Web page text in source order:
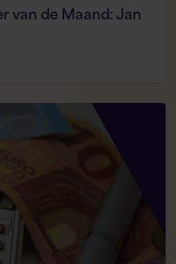
van de Maand: Jan